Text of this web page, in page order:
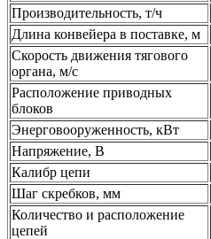
Производительность, т/ч
Длина конвейера в поставке, м
Скорость движения тягового
органа, м/с
Расположение приводных
блоков
Энерговооруженность, кВт
Напряжение, В
Калибр цепи
Шаг скребков, мм
Количество и расположение
цепей